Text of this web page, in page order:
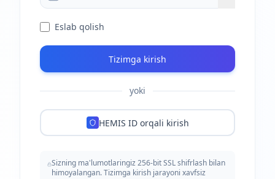
Eslab qolish
Tizimga kirish
yoki
HEMIS ID orqali kirish
Sizning ma'lumotlaringiz 256-bit SSL shifrlash bilan
himoyalangan. Tizimga kirish jarayoni xavfsiz